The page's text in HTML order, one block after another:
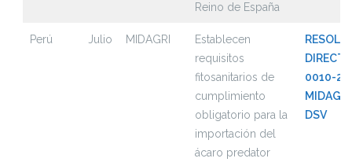
Reino de España
Perú Julio MIDAGRI
Establecen
requisitos
fitosanitarios de
cumplimiento
obligatorio para la
importación del
ácaro predator
0010-
DSV